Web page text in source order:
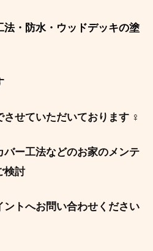
・防水・ウッドデッキの塗
せていただいております ‍♀️
ー工法などのお家のメンテ
検討
ントへお問い合わせください